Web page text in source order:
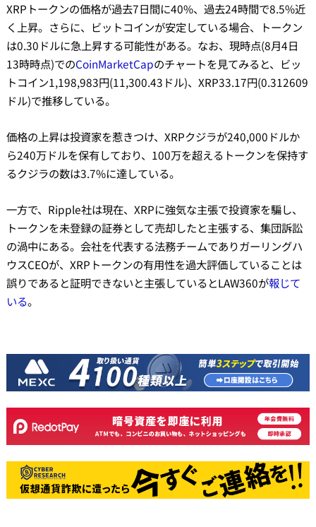
XRPトークンの価格が過去7日間に40%、過去24時間で8.5%近
く上昇。さらに、ビットコインが安定している場合、トークン
は0.30ドルに急上昇する可能性がある。なお、現時点(8月4日
13時時点)でのCoinMarketCapのチャートを見てみると、ビッ
トコイン1,198,983円(11,300.43ドル)、XRP33.17円(0.312609
ドル)で推移している。
価格の上昇は投資家を惹きつけ、XRPクジラが240,000ドルか
ら240万ドルを保有しており、100万を超えるトークンを保持す
るクジラの数は3.7%に達している。
一方で、Ripple社は現在、XRPに強気な主張で投資家を騙し、
トークンを未登録の証券として売却したと主張する、集団訴訟
の渦中にある。会社を代表する法務チームでありガーリングハ
ウスCEOが、XRPトークンの有用性を過大評価していることは
誤りであると証明できないと主張しているとLAW360が報じて
いる。